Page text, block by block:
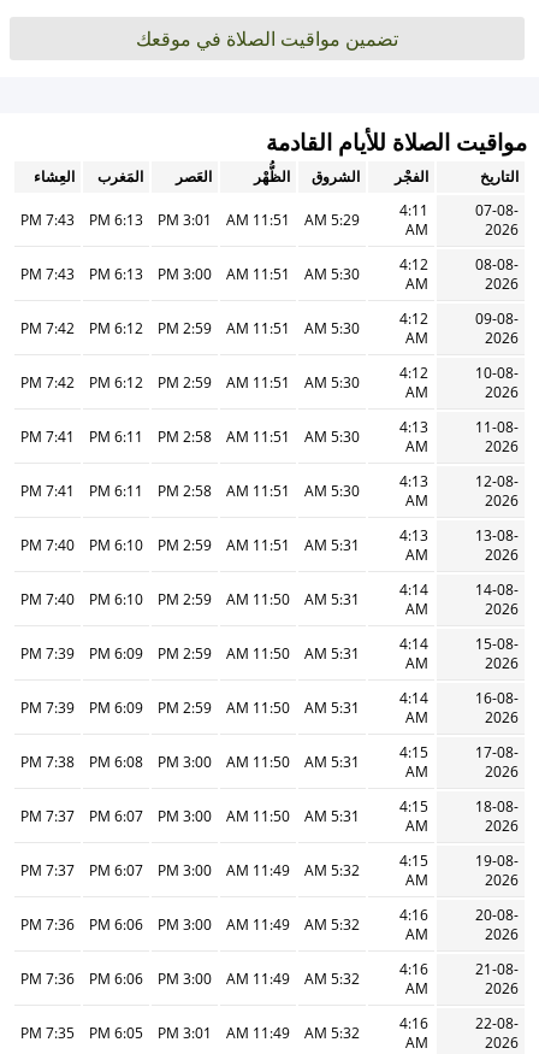
تضمين مواقيت الصلاة في موقعك
مواقيت الصلاة للأيام القادمة
التاريخ الفجْر الشروق الظُّهْر العَصر المَغرب
العِشاء
07-08-
2026
4:11
AM
5:29 AM
11:51 AM
3:01 PM
6:13 PM
7:43 PM
08-08-
2026
4:12
AM
5:30 AM
11:51 AM
3:00 PM
6:13 PM
7:43 PM
09-08-
2026
4:12
AM
5:30 AM
11:51 AM
2:59 PM
6:12 PM
7:42 PM
10-08-
2026
4:12
AM
5:30 AM
11:51 AM
2:59 PM
6:12 PM
7:42 PM
11-08-
2026
4:13
AM
5:30 AM
11:51 AM
2:58 PM
6:11 PM
7:41 PM
12-08-
2026
4:13
AM
5:30 AM
11:51 AM
2:58 PM
6:11 PM
7:41 PM
13-08-
2026
4:13
AM
5:31 AM
11:51 AM
2:59 PM
6:10 PM
7:40 PM
14-08-
2026
4:14
AM
5:31 AM
11:50 AM
2:59 PM
6:10 PM
7:40 PM
15-08-
2026
4:14
AM
5:31 AM
11:50 AM
2:59 PM
6:09 PM
7:39 PM
16-08-
2026
4:14
AM
5:31 AM
11:50 AM
2:59 PM
6:09 PM
7:39 PM
17-08-
2026
4:15
AM
5:31 AM
11:50 AM
3:00 PM
6:08 PM
7:38 PM
18-08-
2026
4:15
AM
5:31 AM
11:50 AM
3:00 PM
6:07 PM
7:37 PM
19-08-
2026
4:15
AM
5:32 AM
11:49 AM
3:00 PM
6:07 PM
7:37 PM
20-08-
2026
4:16
AM
5:32 AM
11:49 AM
3:00 PM
6:06 PM
7:36 PM
21-08-
2026
4:16
AM
5:32 AM
11:49 AM
3:00 PM
6:06 PM
7:36 PM
22-08-
2026
4:16
AM
5:32 AM
11:49 AM
3:01 PM
6:05 PM
7:35 PM